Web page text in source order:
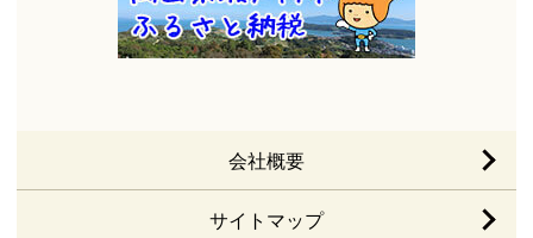
会社概要
サイトマップ